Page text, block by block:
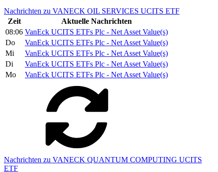
Nachrichten zu VANECK OIL SERVICES UCITS ETF
Zeit
Aktuelle Nachrichten
08:06 VanEck UCITS ETFs Plc - Net Asset Value(s)
Do
VanEck UCITS ETFs Plc - Net Asset Value(s)
Mi
VanEck UCITS ETFs Plc - Net Asset Value(s)
Di
VanEck UCITS ETFs Plc - Net Asset Value(s)
Mo
VanEck UCITS ETFs Plc - Net Asset Value(s)
Nachrichten zu VANECK QUANTUM COMPUTING UCITS
ETF